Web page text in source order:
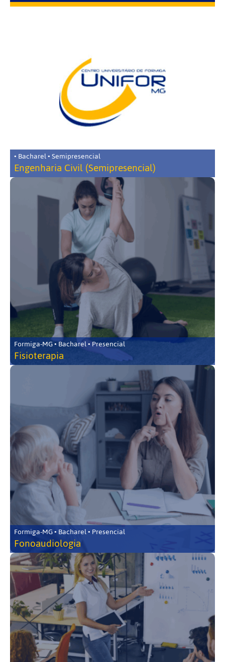
• Bacharel • Semipresencial
Engenharia Civil (Semipresencial)
Formiga-MG • Bacharel • Presencial
Fisioterapia
Formiga-MG • Bacharel • Presencial
Fonoaudiologia